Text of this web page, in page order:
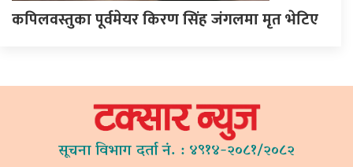
कपिलवस्तुका पूर्वमेयर किरण सिंह जंगलमा मृत भेटिए
सूचना विभाग दर्ता नं. : ४९१४-२०८१/२०८२